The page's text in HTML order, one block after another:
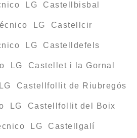
LG Castellbisbal
LG Castellcir
LG Castelldefels
LG Castellet i la Gornal
Castellfollit de Riubregós
LG Castellfollit del Boix
LG Castellgalí